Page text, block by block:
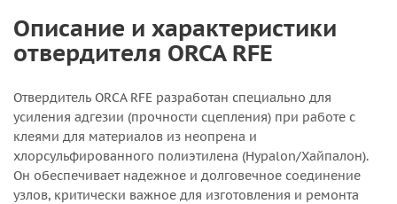
Описание и характеристики
отвердителя ORCA RFE
Отвердитель ORCA RFE разработан специально для
усиления адгезии (прочности сцепления) при работе с
клеями для материалов из неопрена и
хлорсульфированного полиэтилена (Hypalon/Хайпалон).
Он обеспечивает надежное и долговечное соединение
узлов, критически важное для изготовления и ремонта